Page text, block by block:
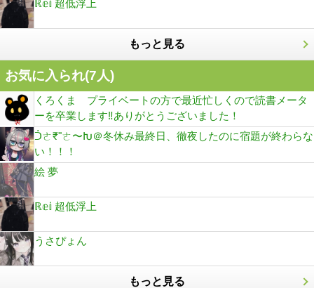
ℝ𝕖𝕚 超低浮上
もっと見る
お気に入られ(7人)
くろくま プライベートの方で最近忙しくので読書メータ
ーを卒業します‼ありがとうございました！
ᑑㄜ₹"ㄜ〜Խ＠冬休み最終日、徹夜したのに宿題が終わらな
い！！！
絵 夢
ℝ𝕖𝕚 超低浮上
うさぴょん
もっと見る